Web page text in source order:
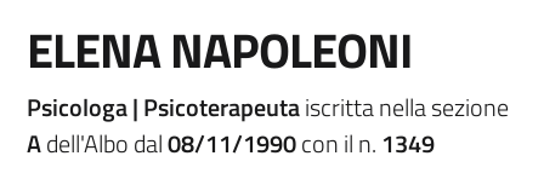
ELENA NAPOLEONI
Psicologa | Psicoterapeutaiscritta nella sezione
Adell'Albo dal08/11/1990con il n. 1349